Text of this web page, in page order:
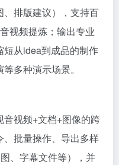
排版建议），支持百
视频提炼；输出专业
短从idea到成品的制作
多种演示场景。
视频+文档+图像的跨
批量操作、导出多样
、字幕文件等），并